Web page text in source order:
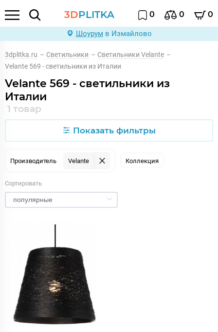
3DPLITKA 0 0 0
Шоурум в Измайлово
3dplitka.ru – Светильники – Светильники Velante –
Velante 569 - светильники из Италии
Velante 569 - светильники из
Италии
1 товар
Показать фильтры
Производитель Velante Коллекция
Сортировать